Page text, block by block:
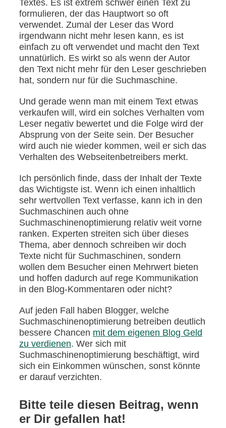
formulieren, der das Hauptwort so oft
verwendet. Zumal der Leser das Word
irgendwann nicht mehr lesen kann, es ist
einfach zu oft verwendet und macht den Text
unnatürlich. Es wirkt so als wenn der Autor
den Text nicht mehr für den Leser geschrieben
hat, sondern nur für die Suchmaschine.
Und gerade wenn man mit einem Text etwas
verkaufen will, wird ein solches Verhalten vom
Leser negativ bewertet und die Folge wird der
Absprung von der Seite sein. Der Besucher
wird auch nie wieder kommen, weil er sich das
Verhalten des Webseitenbetreibers merkt.
Ich persönlich finde, dass der Inhalt der Texte
das Wichtigste ist. Wenn ich einen inhaltlich
sehr wertvollen Text verfasse, kann ich in den
Suchmaschinen auch ohne
Suchmaschinenoptimierung relativ weit vorne
ranken. Experten streiten sich über dieses
Thema, aber dennoch schreiben wir doch
Texte nicht für Suchmaschinen, sondern
wollen dem Besucher einen Mehrwert bieten
und hoffen dadurch auf rege Kommunikation
in den Blog-Kommentaren oder nicht?
Auf jeden Fall haben Blogger, welche
Suchmaschinenoptimierung betreiben deutlich
bessere Chancen mit dem eigenen Blog Geld
zu verdienen. Wer sich mit
Suchmaschinenoptimierung beschäftigt, wird
sich ein Einkommen wünschen, sonst könnte
er darauf verzichten.
Bitte teile diesen Beitrag, wenn
er Dir gefallen hat!